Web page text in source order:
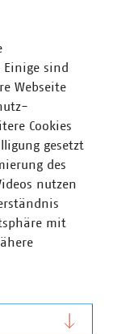
und
digitalen
über die
sich bis
Sie hier.
Einige sind
Webseite
Cookies
gesetzt
des
nutzen
mit